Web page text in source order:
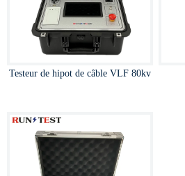
Testeur de hipot de câble VLF 80kv